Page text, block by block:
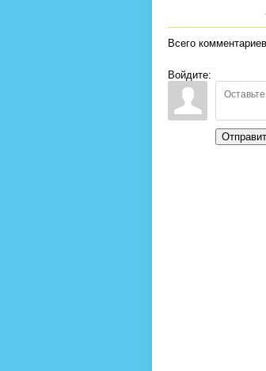
Всего комментариев
Войдите: